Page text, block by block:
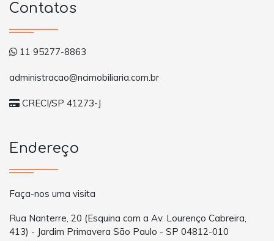
Contatos
11 95277-8863
administracao@ncimobiliaria.com.br
CRECI/SP 41273-J
Endereço
Faça-nos uma visita
Rua Nanterre, 20 (Esquina com a Av. Lourenço Cabreira,
413) - Jardim Primavera São Paulo - SP 04812-010